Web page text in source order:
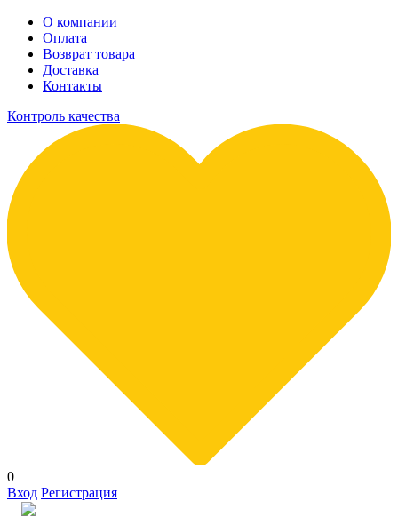
О компании
Оплата
Возврат товара
Доставка
Контакты
Контроль качества
0
Вход Регистрация